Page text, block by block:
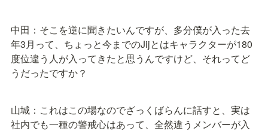
中田：そこを逆に聞きたいんですが、多分僕が入った去
年3月って、ちょっと今までのJijとはキャラクターが180
度位違う人が入ってきたと思うんですけど、それってど
うだったですか？
山城：これはこの場なのでざっくばらんに話すと、実は
社内でも一種の警戒心はあって、全然違うメンバーが入